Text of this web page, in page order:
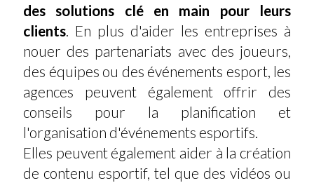
des solutions clé en main pour leurs
clients . En plus d'aider les entreprises à
nouer des partenariats avec des joueurs,
des équipes ou des événements esport, les
agences peuvent également offrir des
conseils pour la planification et
l'organisation d'événements esportifs.
Elles peuvent également aider à la création
de contenu esportif, tel que des vidéos ou